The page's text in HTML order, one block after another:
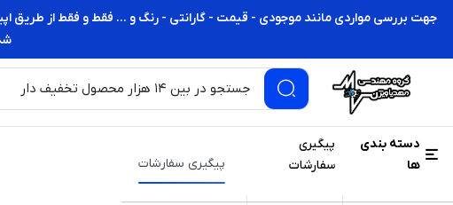
جهت بررسی مواردی مانند موجودی - قیمت - گارانتی - رنگ و ... فقط و فقط از طریق
دسته بندی
ها
پیگیری
سفارشات
پیگیری سفارشات